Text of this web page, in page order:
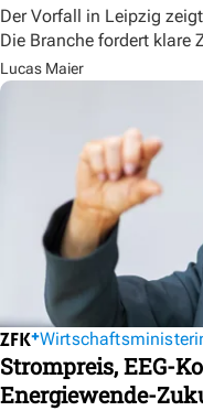
Der Vorfall in Leipzig
Die Branche fordert klare
Lucas Maier
Strompreis, EEG-
Energiewende-